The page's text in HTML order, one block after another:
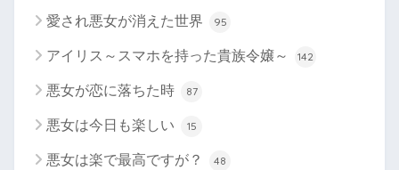
愛され悪女が消えた世界 95
アイリス～スマホを持った貴族令嬢～ 142
悪女が恋に落ちた時 87
悪女は今日も楽しい 15
悪女は楽で最高ですが？ 48